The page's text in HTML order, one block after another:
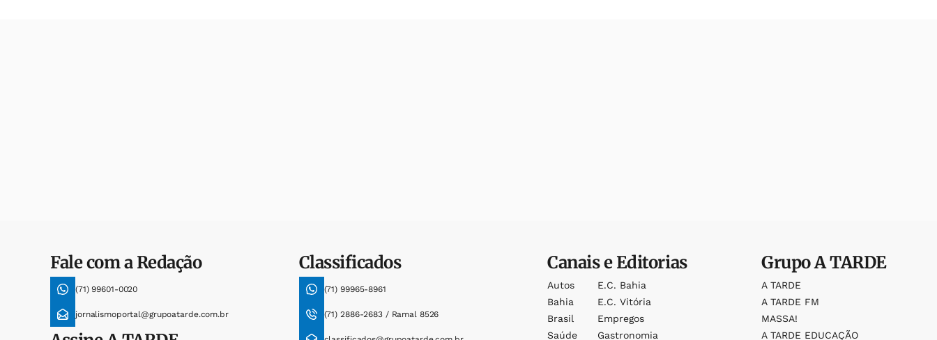
Fale com a Redação
(71) 99601-0020
jornalismoportal@grupoatarde.com.br
Classificados
(71) 99965-8961
(71) 2886-2683 / Ramal 8526
Canais e Editorias
Autos
Bahia
Brasil
Saúde
E.c. Bahia
E.c. Vitória
Empregos
Gastronomia
GrupoA TARDE
A TARDE
A TARDE FM
MASSA!
A TARDE EDUCAÇÃO